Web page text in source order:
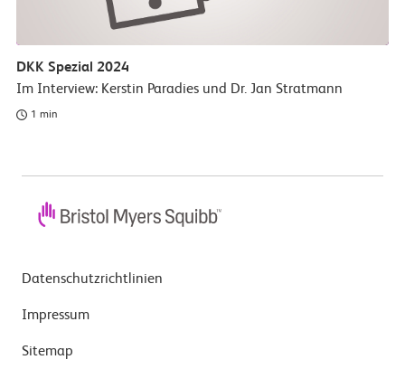
DKK Spezial 2024
Im Interview: Kerstin Paradies und Dr. Jan Stratmann
1 min
Datenschutzrichtlinien
Impressum
Sitemap